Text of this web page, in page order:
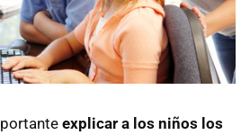
explicar a los niños los